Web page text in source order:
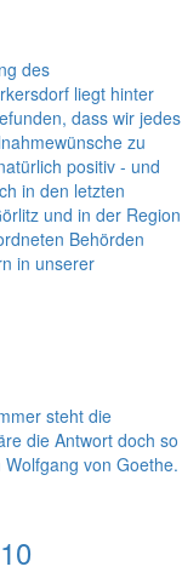
des
liegt hinter
dass wir jedes
zu
positiv - und
in den letzten
und in der Region
Behörden
in unserer
steht die
die Antwort doch so
von Goethe.